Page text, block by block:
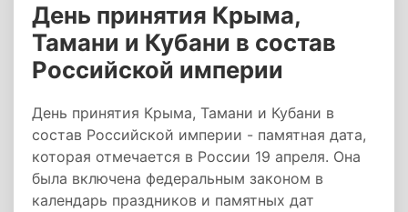
День принятия Крыма,
Тамани и Кубани в состав
Российской империи
День принятия Крыма, Тамани и Кубани в
состав Российской империи - памятная дата,
которая отмечается в России 19 апреля. Она
была включена федеральным законом в
календарь праздников и памятных дат